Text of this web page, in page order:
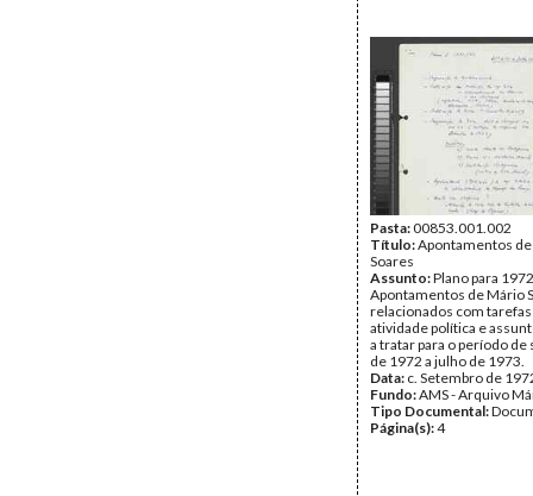
Pasta:00853.001.002
Título:Apontamentos
Soares
Assunto:Plano para
Apontamentos de Mário
relacionados com tarefas
atividade política e
a tratar para o período
de 1972 a julho de 1973.
Data: c. Setembro de
Fundo:AMS - Arquivo
Tipo Documental:
Página(s):4